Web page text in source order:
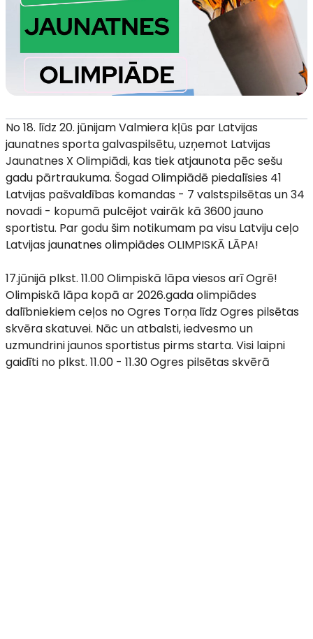
No 18. līdz 20. jūnijam Valmiera kļūs par Latvijas
jaunatnes sporta galvaspilsētu, uzņemot Latvijas
Jaunatnes X Olimpiādi, kas tiek atjaunota pēc sešu
gadu pārtraukuma. Šogad Olimpiādē piedalīsies 41
Latvijas pašvaldības komandas - 7 valstspilsētas un 34
novadi - kopumā pulcējot vairāk kā 3600 jauno
sportistu. Par godu šim notikumam pa visu Latviju ceļo
Latvijas jaunatnes olimpiādes OLIMPISKĀ LĀPA!
17.jūnijā plkst. 11.00 Olimpiskā lāpa viesos arī Ogrē!
Olimpiskā lāpa kopā ar 2026.gada olimpiādes
dalībniekiem ceļos no Ogres Torņa līdz Ogres pilsētas
skvēra skatuvei. Nāc un atbalsti, iedvesmo un
uzmundrini jaunos sportistus pirms starta. Visi laipni
gaidīti no plkst. 11.00 - 11.30 Ogres pilsētas skvērā